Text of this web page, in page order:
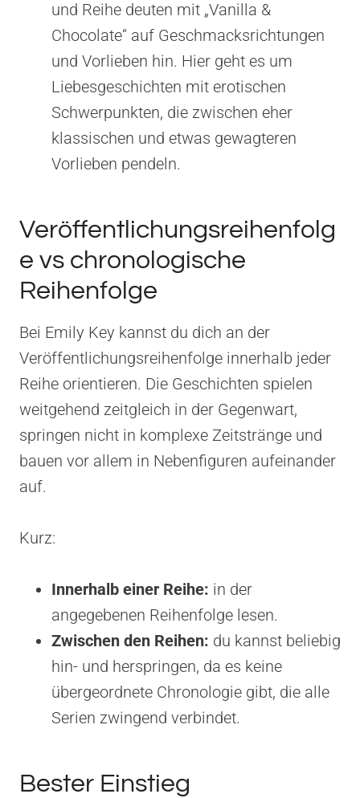
und Reihe deuten mit „Vanilla &
Chocolate“ auf Geschmacksrichtungen
und Vorlieben hin. Hier geht es um
Liebesgeschichten mit erotischen
Schwerpunkten, die zwischen eher
klassischen und etwas gewagteren
Vorlieben pendeln.
Veröffentlichungsreihenfolg
e vs chronologische
Reihenfolge
Bei Emily Key kannst du dich an der
Veröffentlichungsreihenfolge innerhalb jeder
Reihe orientieren. Die Geschichten spielen
weitgehend zeitgleich in der Gegenwart,
springen nicht in komplexe Zeitstränge und
bauen vor allem in Nebenfiguren aufeinander
auf.
Kurz:
Innerhalb einer Reihe: in der
angegebenen Reihenfolge lesen.
Zwischen den Reihen: du kannst beliebig
hin- und herspringen, da es keine
übergeordnete Chronologie gibt, die alle
Serien zwingend verbindet.
Bester Einstieg